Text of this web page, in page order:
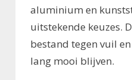
aluminium en
uitstekende keuzes.
bestand tegen vuil
lang mooi blijven.